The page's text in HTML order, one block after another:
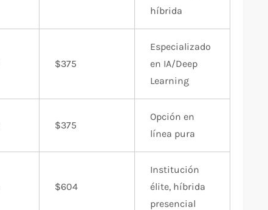
híbrida
$375
Especializado
en IA/Deep
Learning
$375
Opción en
línea pura
$604
Institución
élite, híbrida
presencial